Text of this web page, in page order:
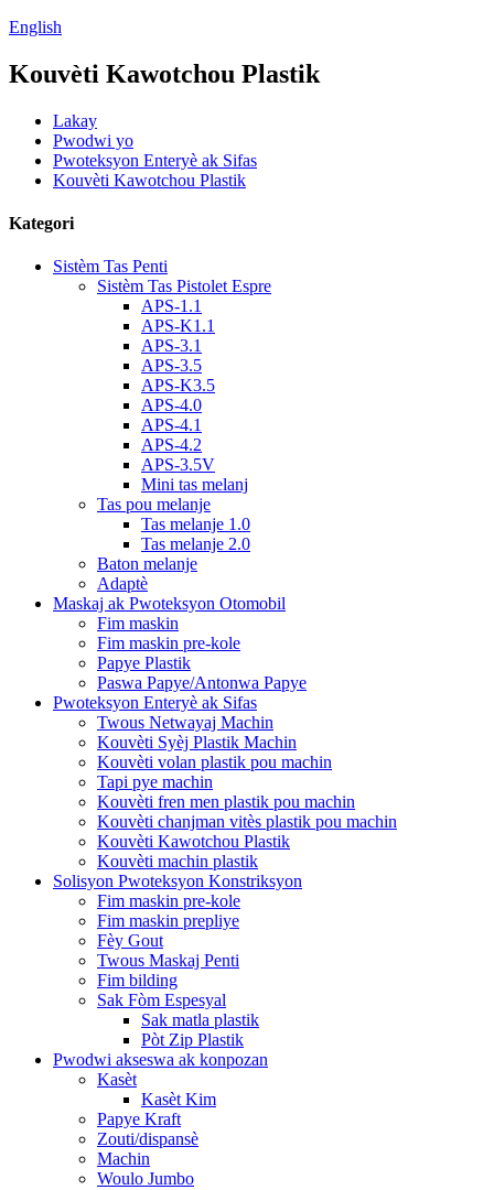
English
Kouvèti Kawotchou Plastik
Lakay
Pwodwi yo
Pwoteksyon Enteryè ak Sifas
Kouvèti Kawotchou Plastik
Kategori
Sistèm Tas Penti
Sistèm Tas Pistolet Espre
APS-1.1
APS-K1.1
APS-3.1
APS-3.5
APS-K3.5
APS-4.0
APS-4.1
APS-4.2
APS-3.5V
Mini tas melanj
Tas pou melanje
Tas melanje 1.0
Tas melanje 2.0
Baton melanje
Adaptè
Maskaj ak Pwoteksyon Otomobil
Fim maskin
Fim maskin pre-kole
Papye Plastik
Paswa Papye/Antonwa Papye
Pwoteksyon Enteryè ak Sifas
Twous Netwayaj Machin
Kouvèti Syèj Plastik Machin
Kouvèti volan plastik pou machin
Tapi pye machin
Kouvèti fren men plastik pou machin
Kouvèti chanjman vitès plastik pou machin
Kouvèti Kawotchou Plastik
Kouvèti machin plastik
Solisyon Pwoteksyon Konstriksyon
Fim maskin pre-kole
Fim maskin prepliye
Fèy Gout
Twous Maskaj Penti
Fim bilding
Sak Fòm Espesyal
Sak matla plastik
Pòt Zip Plastik
Pwodwi akseswa ak konpozan
Kasèt
Kasèt Kim
Papye Kraft
Zouti/dispansè
Machin
Woulo Jumbo